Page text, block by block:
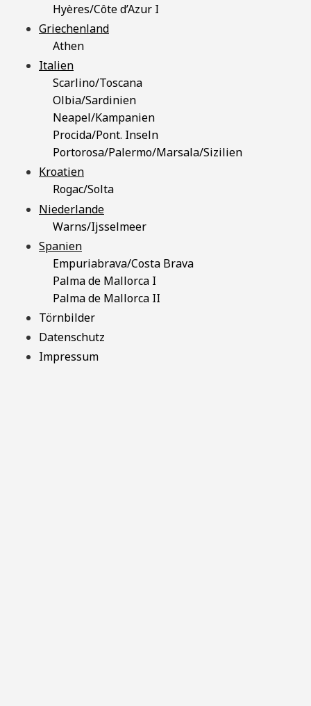
Hyères/Côte d’Azur I
Griechenland
Athen
Italien
Scarlino/Toscana
Olbia/Sardinien
Neapel/Kampanien
Procida/Pont. Inseln
Portorosa/Palermo/Marsala/Sizilien
Kroatien
Rogac/Solta
Niederlande
Warns/Ijsselmeer
Spanien
Empuriabrava/Costa Brava
Palma de Mallorca I
Palma de Mallorca II
Törnbilder
Datenschutz
Impressum